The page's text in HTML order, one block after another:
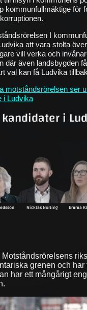
kommunfullmäktige för
I
att vara stolta
vill verka och
där även landsbygden
val kan få Ludvika
motståndsrörelsen ser
i Ludvika
i
Nicklas Norling Emma
Motståndsrörelsens
grenen och har
har ett mångårigt